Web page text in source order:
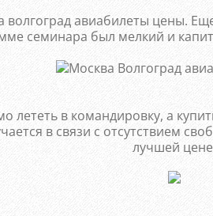
волгоград авиабилеты цены.
семинара был мелкий и
лететь в командировку, а
в связи с отсутствием
лучшей